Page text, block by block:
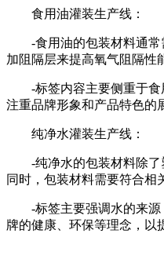
食用油灌装生产线：
-食用油的包装材料通常需
加阻隔层来提高氧气阻隔性
-标签内容主要侧重于食用
注重品牌形象和产品特色的
纯净水灌装生产线：
-纯净水的包装材料除了塑
同时，包装材料需要符合相
-标签主要强调水的来源（
牌的健康、环保等理念，以